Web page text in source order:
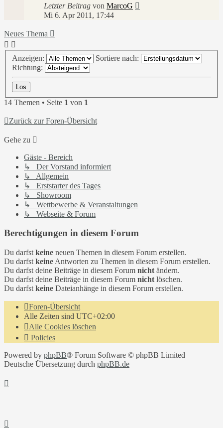
Letzter Beitrag von MarcoG
Mi 6. Apr 2011, 17:44
Neues Thema
Anzeigen:
Sortiere nach:
Richtung:
14 Themen • Seite 1 von 1
Zurück zur Foren-Übersicht
Gehe zu
Gäste - Bereich
↳ Der Vorstand informiert
↳ Allgemein
↳ Erststarter des Tages
↳ Showroom
↳ Wettbewerbe & Veranstaltungen
↳ Webseite & Forum
Berechtigungen in diesem Forum
Du darfst keine neuen Themen in diesem Forum erstellen.
Du darfst keine Antworten zu Themen in diesem Forum erstellen.
Du darfst deine Beiträge in diesem Forum nicht ändern.
Du darfst deine Beiträge in diesem Forum nicht löschen.
Du darfst keine Dateianhänge in diesem Forum erstellen.
Foren-Übersicht
Alle Zeiten sind UTC+02:00
Alle Cookies löschen
Policies
Powered by phpBB® Forum Software © phpBB Limited
Deutsche Übersetzung durch phpBB.de